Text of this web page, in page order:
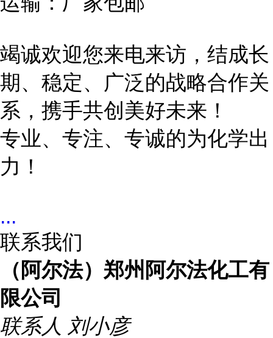
竭诚欢迎您来电来访，结成长
期、稳定、广泛的战略合作关
系，携手共创美好未来！
专业、专注、专诚的为化学出
力！
...
联系我们
（阿尔法）郑州阿尔法化工有
限公司
联系人 刘小彦